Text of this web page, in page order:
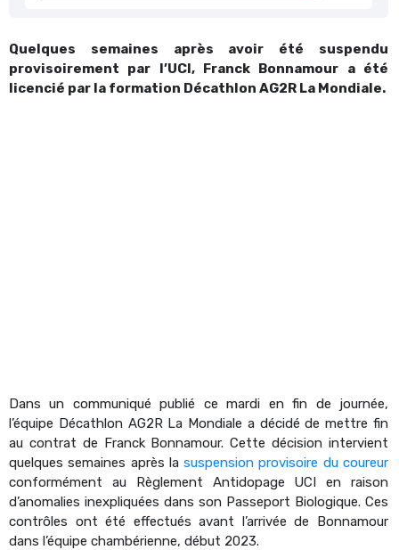
Quelques semaines après avoir été suspendu
provisoirement par l’UCI, Franck Bonnamour a été
licencié par la formation Décathlon AG2R La Mondiale.
Dans un communiqué publié ce mardi en fin de journée,
l’équipe Décathlon AG2R La Mondiale a décidé de mettre fin
au contrat de Franck Bonnamour. Cette décision intervient
quelques semaines après lasuspension provisoire du coureur
conformément au Règlement Antidopage UCI en raison
d’anomalies inexpliquées dans son Passeport Biologique. Ces
contrôles ont été effectués avant l’arrivée de Bonnamour
dans l’équipe chambérienne, début 2023.